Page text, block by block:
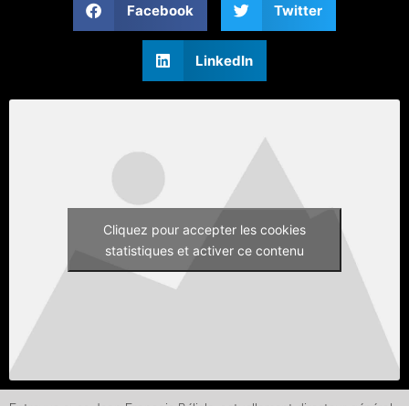
Facebook Twitter
LinkedIn
Cliquez pour accepter les cookies
statistiques et activer ce contenu